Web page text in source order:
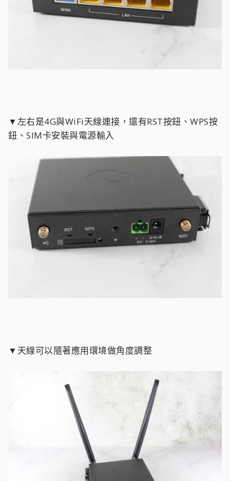
▼左右是4G與WiFi天線連接，還有RST按鈕、WPS按
鈕、SIM卡安裝與電源輸入
▼天線可以隨著應用環境做角度調整